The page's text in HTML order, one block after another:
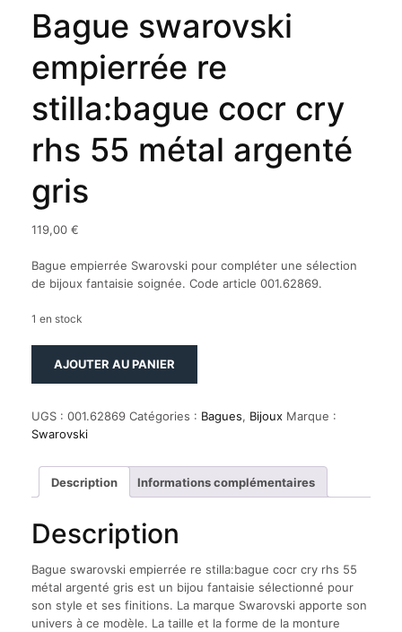
Bague swarovski
empierrée re
stilla:bague cocr cry
rhs 55 métal argenté
gris
119,00 €
Bague empierrée Swarovski pour compléter une sélection
de bijoux fantaisie soignée. Code article 001.62869.
1 en stock
empierrée
re
cocr
cry
55
argenté
gris
AJOUTER AU PANIER
UGS : 001.62869 Catégories : Bagues, Bijoux Marque :
Swarovski
Description Informations complémentaires
Description
Bague swarovski empierrée re stilla:bague cocr cry rhs 55
métal argenté gris est un bijou fantaisie sélectionné pour
son style et ses finitions. La marque Swarovski apporte son
univers à ce modèle. La taille et la forme de la monture